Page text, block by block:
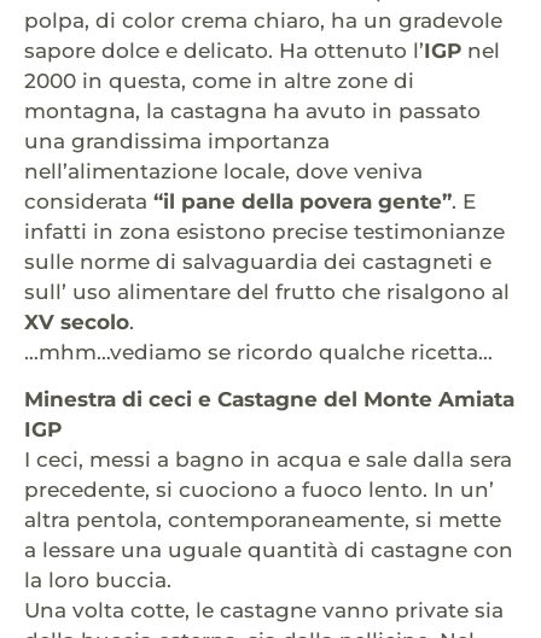
polpa, di color crema chiaro, ha un gradevole
sapore dolce e delicato. Ha ottenuto l’IGP nel
2000 in questa, come in altre zone di
montagna, la castagna ha avuto in passato
una grandissima importanza
nell’alimentazione locale, dove veniva
considerata “il pane della povera gente”. E
infatti in zona esistono precise testimonianze
sulle norme di salvaguardia dei castagneti e
sull’ uso alimentare del frutto che risalgono al
XV secolo.
…mhm…vediamo se ricordo qualche ricetta…
Minestra di ceci e Castagne del Monte Amiata
IGP
I ceci, messi a bagno in acqua e sale dalla sera
precedente, si cuociono a fuoco lento. In un’
altra pentola, contemporaneamente, si mette
a lessare una uguale quantità di castagne con
la loro buccia.
Una volta cotte, le castagne vanno private sia